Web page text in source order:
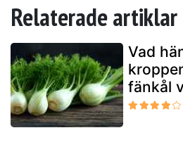
Relaterade artiklar
Vad
fänkål